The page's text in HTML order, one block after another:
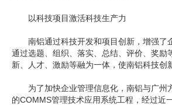
以科技项目激活科技生产力
南铝通过科技开发和项目创新，增强了
通过选题、组织、落实、总结、评价、奖励
新、人才、激励等融为一体，使南铝科技创
为了加快企业管理信息化，南铝与广州
的COMMS管理技术应用系统工程，经过近